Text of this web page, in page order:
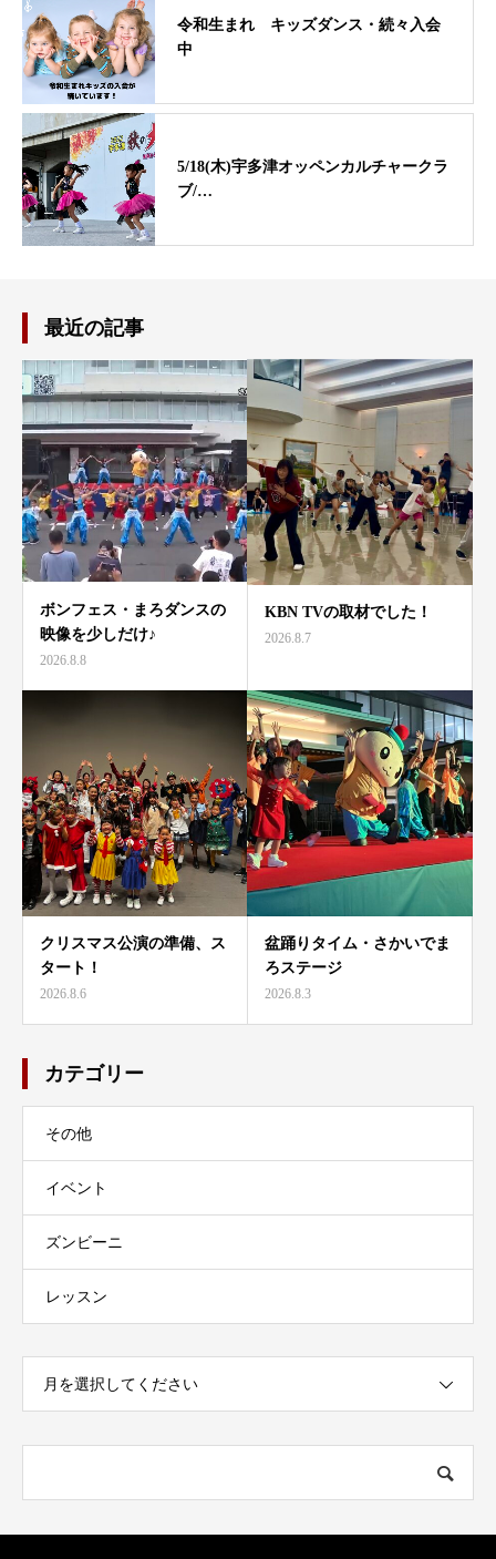
令和生まれ キッズダンス・続々入会
中
5/18(木)宇多津オッペンカルチャークラ
ブ/…
最近の記事
ボンフェス・まろダンスの
映像を少しだけ♪
2026.8.8
KBN TVの取材でした！
2026.8.7
クリスマス公演の準備、ス
タート！
2026.8.6
盆踊りタイム・さかいでま
ろステージ
2026.8.3
カテゴリー
その他
イベント
ズンビーニ
レッスン
月を選択してください